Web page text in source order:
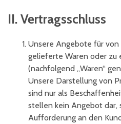
II. Vertragsschluss
Unsere Angebote für
gelieferte Waren oder zu
(nachfolgend „Waren“
Unsere Darstellung von
sind nur als
stellen kein Angebot dar,
Aufforderung an den